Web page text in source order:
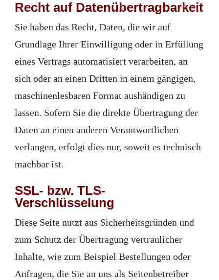
Recht auf Daten­übertrag­barkeit
Sie haben das Recht, Daten, die wir auf
Grundlage Ihrer Einwilligung oder in Erfüllung
eines Vertrags automatisiert verarbeiten, an
sich oder an einen Dritten in einem gängigen,
maschinenlesbaren Format aushändigen zu
lassen. Sofern Sie die direkte Übertragung der
Daten an einen anderen Verantwortlichen
verlangen, erfolgt dies nur, soweit es technisch
machbar ist.
SSL- bzw. TLS-
Verschlüsselung
Diese Seite nutzt aus Sicherheitsgründen und
zum Schutz der Übertragung vertraulicher
Inhalte, wie zum Beispiel Bestellungen oder
Anfragen, die Sie an uns als Seitenbetreiber